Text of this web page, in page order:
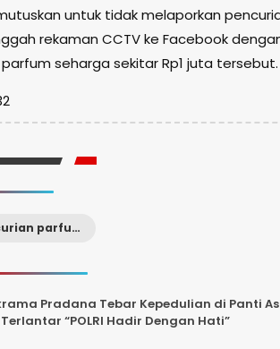
untuk tidak melaporkan
rekaman CCTV ke Facebook
seharga sekitar Rp1 juta
pencurian parfum terekam cctv. Polres Pasuruan Kota
Pradana Tebar Kepedulian di Panti
“POLRI Hadir Dengan Hati”